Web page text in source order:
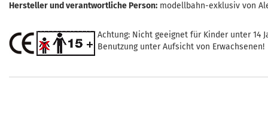
Hersteller und verantwortliche Person: modellbahn-exklusiv von
Achtung: Nicht geeignet für Kinder unter 14
Benutzung unter Aufsicht von Erwachsenen!